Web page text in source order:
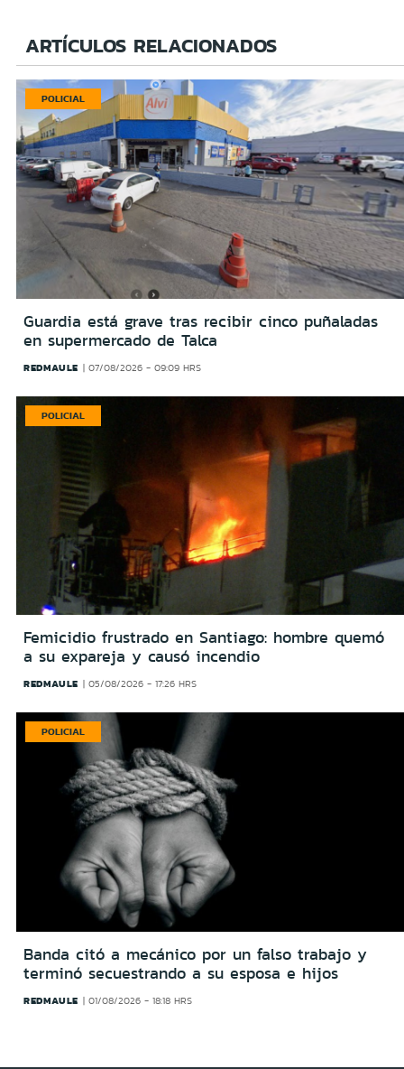
ARTÍCULOS RELACIONADOS
POLICIAL
Guardia está grave tras recibir cinco puñaladas
en supermercado de Talca
REDMAULE 07/08/2026 - 09:09 HRS
POLICIAL
Femicidio frustrado en Santiago: hombre quemó
a su expareja y causó incendio
REDMAULE 05/08/2026 - 17:26 HRS
POLICIAL
Banda citó a mecánico por un falso trabajo y
terminó secuestrando a su esposa e hijos
REDMAULE 01/08/2026 - 18:18 HRS